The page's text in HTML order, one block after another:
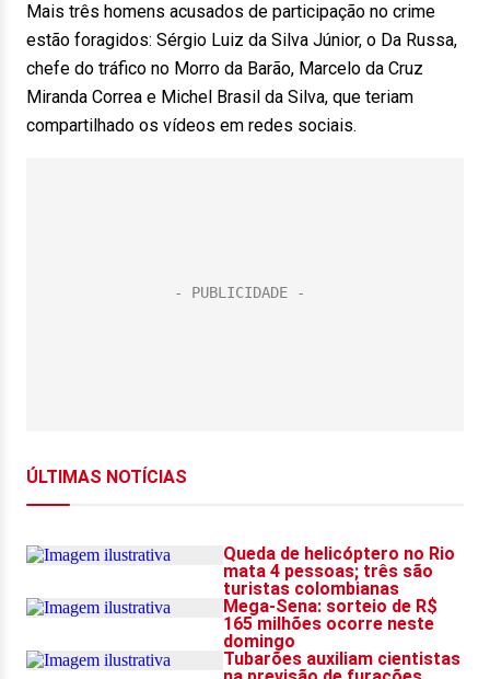
Mais três homens acusados de participação no crime
estão foragidos: Sérgio Luiz da Silva Júnior, o Da Russa,
chefe do tráfico no Morro da Barão, Marcelo da Cruz
Miranda Correa e Michel Brasil da Silva, que teriam
compartilhado os vídeos em redes sociais.